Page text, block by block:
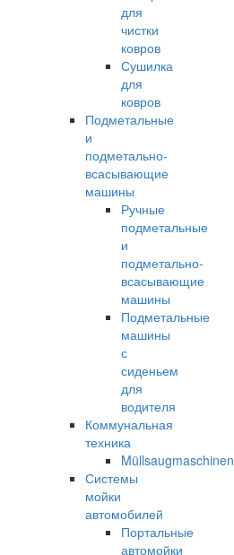
для
чистки
ковров
Сушилка
для
ковров
Подметальные
и
подметально-
всасывающие
машины
Ручные
подметальные
и
подметально-
всасывающие
машины
Подметальные
машины
с
сиденьем
для
водителя
Коммунальная
техника
Müllsaugmaschinen
Системы
мойки
автомобилей
Портальные
автомойки